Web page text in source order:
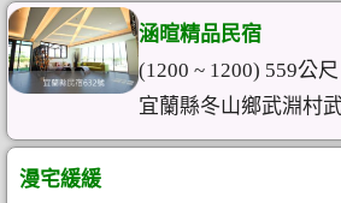
涵暄精品民宿
(1200 ~ 1200) 559公尺
宜蘭縣冬山鄉武淵村
漫宅緩緩